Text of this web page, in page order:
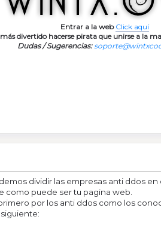
Entrar a la web Click aquí
más divertido hacerse pirata que unirse a la
Dudas / Sugerencias:
dividir las empresas anti ddos
como puede ser tu pagina web.
por los anti ddos como los